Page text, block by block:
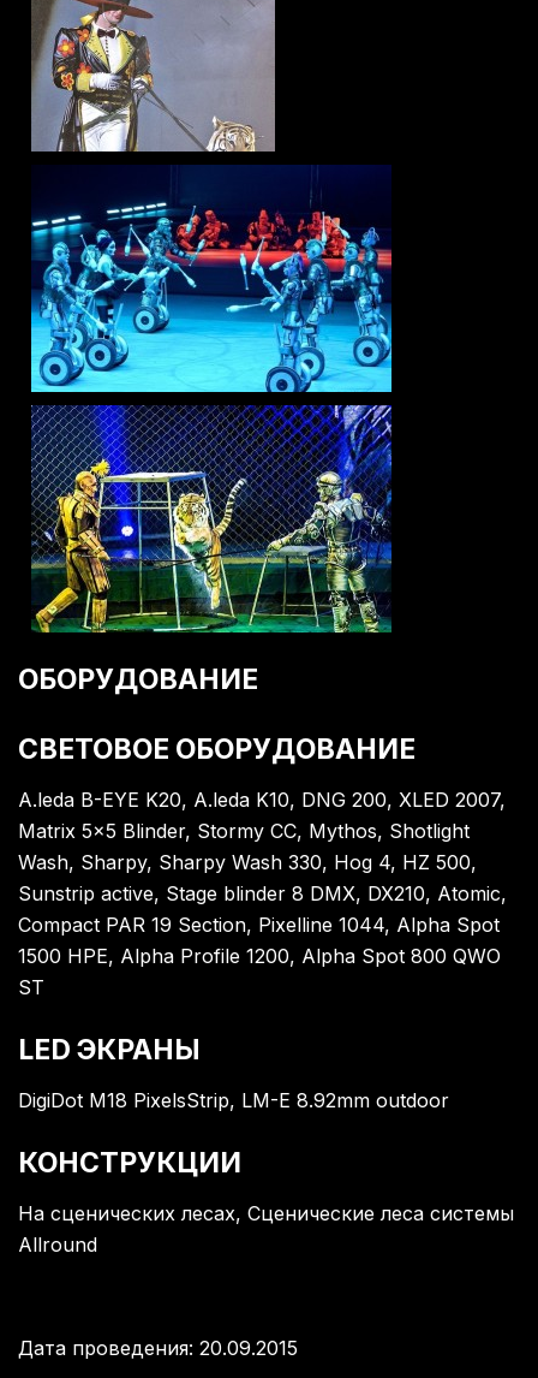
ОБОРУДОВАНИЕ
СВЕТОВОЕ ОБОРУДОВАНИЕ
A.leda B-EYE K20, A.leda K10, DNG 200, XLED 2007,
Matrix 5×5 Blinder, Stormy CC, Mythos, Shotlight
Wash, Sharpy, Sharpy Wash 330, Hog 4, HZ 500,
Sunstrip active, Stage blinder 8 DMX, DX210, Atomic,
Compact PAR 19 Section, Pixelline 1044, Alpha Spot
1500 HPE, Alpha Profile 1200, Alpha Spot 800 QWO
ST
LED ЭКРАНЫ
DigiDot M18 PixelsStrip, LM-E 8.92mm outdoor
КОНСТРУКЦИИ
На сценических лесах, Сценические леса системы
Allround
Дата проведения: 20.09.2015